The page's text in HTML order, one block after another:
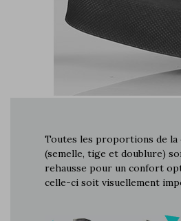
Toutes les proportions de la
(semelle, tige et doublure)
rehausse pour un confort
celle-ci soit visuellement